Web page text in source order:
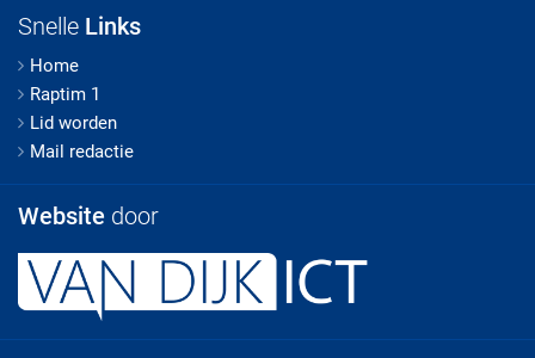
Snelle Links
Home
Raptim 1
Lid worden
Mail redactie
Website door